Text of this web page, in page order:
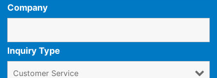
Company
Inquiry Type